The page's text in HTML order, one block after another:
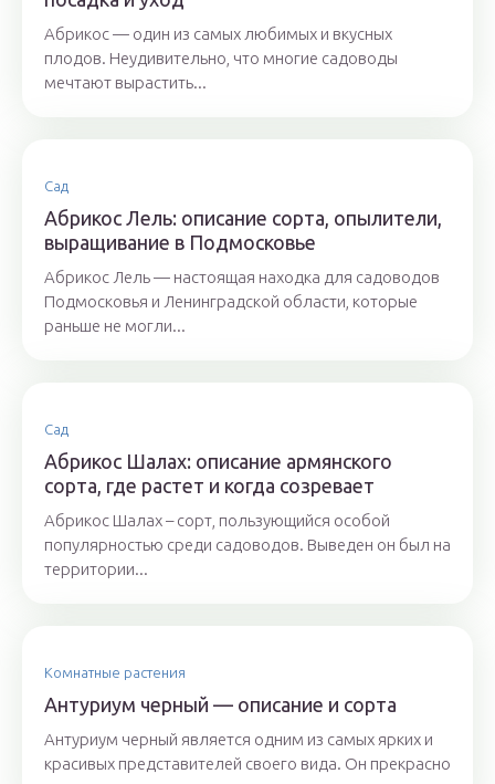
Абрикос — один из самых любимых и вкусных
плодов. Неудивительно, что многие садоводы
мечтают вырастить...
Сад
Абрикос Лель: описание сорта, опылители,
выращивание в Подмосковье
Абрикос Лель — настоящая находка для садоводов
Подмосковья и Ленинградской области, которые
раньше не могли...
Сад
Абрикос Шалах: описание армянского
сорта, где растет и когда созревает
Абрикос Шалах – сорт, пользующийся особой
популярностью среди садоводов. Выведен он был на
территории...
Комнатные растения
Антуриум черный — описание и сорта
Антуриум черный является одним из самых ярких и
красивых представителей своего вида. Он прекрасно